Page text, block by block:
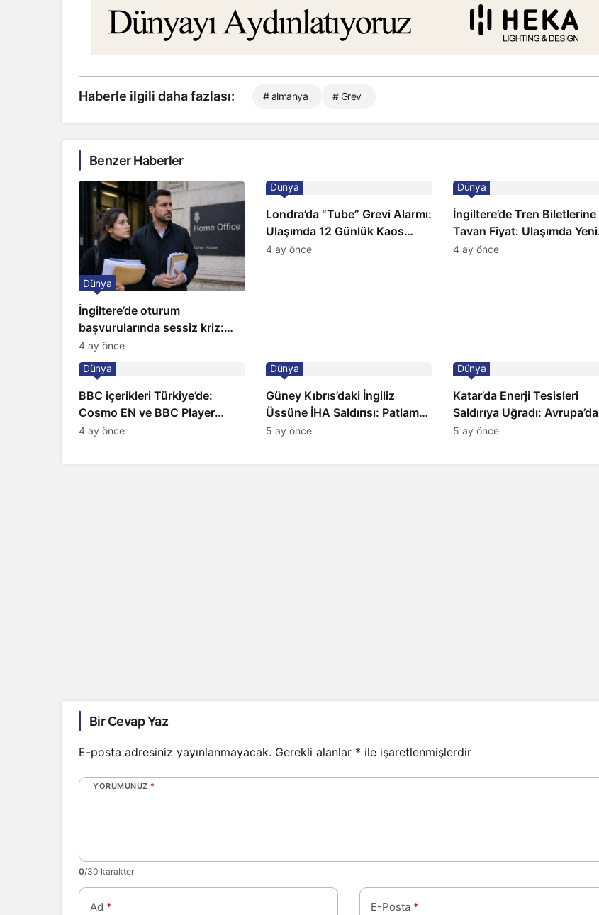
Haberle ilgili daha fazlası: # almanya # Grev
Benzer Haberler
İngiltere’de oturum
başvurularında sessiz kriz:
Büyükelçilikten açıklama!
Dünya
4 ay önce
Londra’da “Tube” Grevi Alarmı:
Ulaşımda 12 Günlük Kaos
Kapıda
Dünya
4 ay önce
İngiltere’de Tren Biletlerine
Tavan Fiyat: Ulaşımda Yeni
Düzenleme
Dünya
4 ay önce
BBC içerikleri Türkiye’de:
Cosmo EN ve BBC Player
yayında
Dünya
4 ay önce
Güney Kıbrıs’daki İngiliz
Üssüne İHA Saldırısı: Patlama,
Sirenler ve Alarm Durumu
Dünya
5 ay önce
Katar’da Enerji Tesisleri
Saldırıya Uğradı: Avrupa’da
Doğalgaz Fiyatlarında Sert
Dünya
5 ay önce
Bir Cevap Yaz
E-posta adresiniz yayınlanmayacak. Gerekli alanlar * ile işaretlenmişlerdir
YORUMUNUZ *
0/30 karakter
Ad * E-Posta *